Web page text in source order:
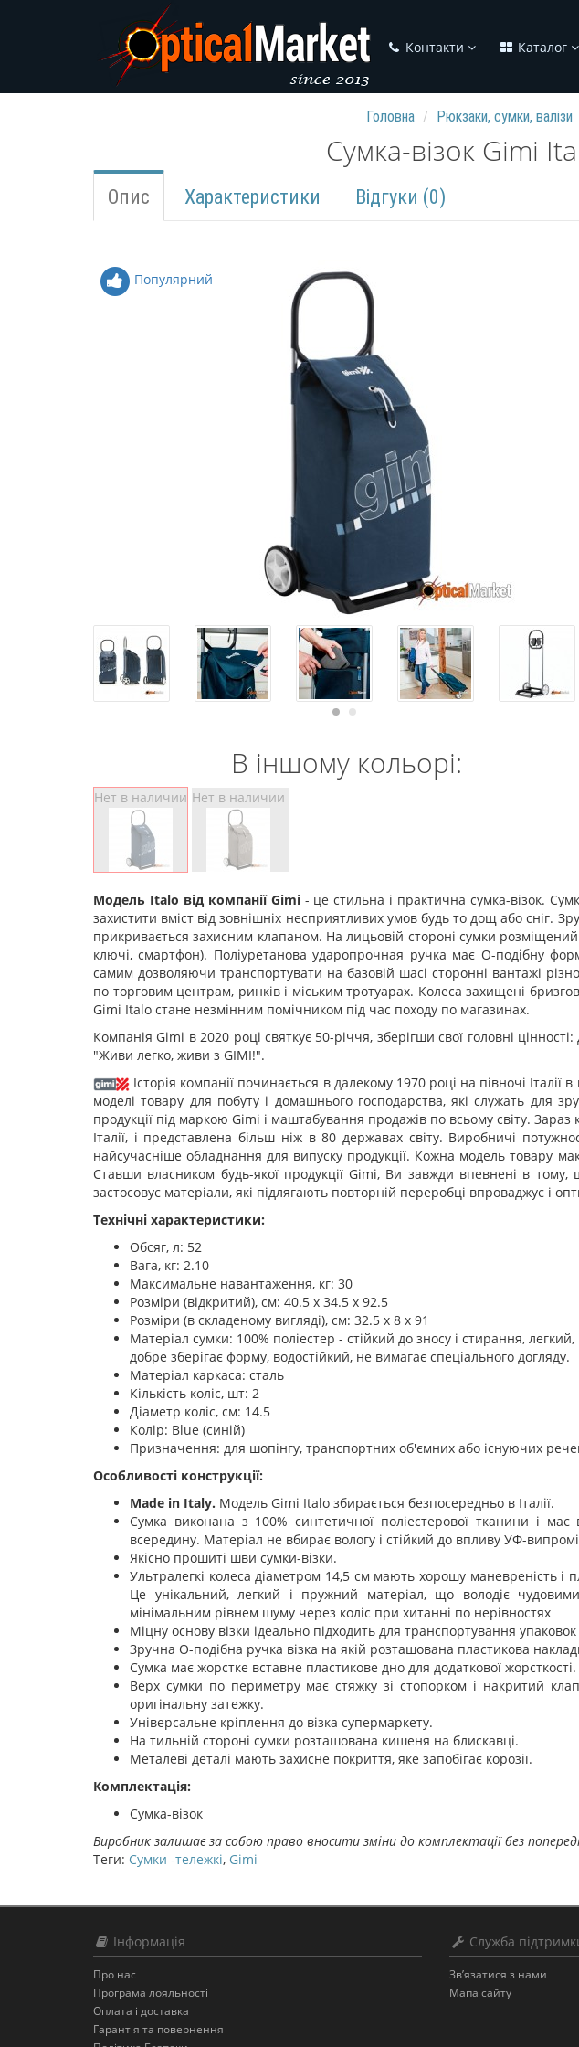
Контакти Каталог
Головна Рюкзаки, сумки, валізи
Сумка-візок Gimi
Опис Характеристики Відгуки (0)
Популярний
В іншому кольорі:
Нет в наличии Нет в наличии
Модель Italo від компанії Gimi- це стильна і практична сумка-візок.
захистити вміст від зовнішніх несприятливих умов будь то дощ або сніг.
прикривається захисним клапаном. На лицьовій стороні сумки
ключі, смартфон). Поліуретанова ударопрочная ручка має О-подібну
самим дозволяючи транспортувати на базовій шасі сторонні вантажі
по торговим центрам, ринків і міським тротуарах. Колеса захищені
Gimi Italo стане незмінним помічником під час походу по магазинах.
Компанія Gimi в 2020 році святкує 50-річчя, зберігши свої головні
"Живи легко, живи з GIMI!".
Історія компанії починається в далекому 1970 році на півночі
моделі товару для побуту і домашнього господарства, які служать для
продукції під маркою Gimi і маштабування продажів по всьому світу.
Італії, і представлена більш ніж в 80 державах світу. Виробничі
найсучасніше обладнання для випуску продукції. Кожна модель товару
Ставши власником будь-якої продукції Gimi, Ви завжди впевнені в
застосовує матеріали, які підлягають повторній переробці впроваджує і
Технічні характеристики:
Обсяг, л: 52
Вага, кг: 2.10
Максимальне навантаження, кг: 30
Розміри (відкритий), см: 40.5 х 34.5 х 92.5
Розміри (в складеному вигляді), см: 32.5 х 8 х 91
Матеріал сумки: 100% поліестер - стійкий до зносу і стирання,
добре зберігає форму, водостійкий, не вимагає спеціального догляду.
Матеріал каркаса: сталь
Кількість коліс, шт: 2
Діаметр коліс, см: 14.5
Колір: Blue (синій)
Призначення: для шопінгу, транспортних об'ємних або існуючих
Особливості конструкції:
Made in Italy. Модель Gimi Italo збирається безпосередньо в Італії.
Сумка виконана з 100% синтетичної поліестерової тканини і
всередину. Матеріал не вбирає вологу і стійкий до впливу УФ-
Якісно прошиті шви сумки-візки.
Ультралегкі колеса діаметром 14,5 см мають хорошу маневреність і
Це унікальний, легкий і пружний матеріал, що володіє
мінімальним рівнем шуму через коліс при хитанні по нерівностях
Міцну основу візки ідеально підходить для транспортування
Зручна О-подібна ручка візка на якій розташована пластикова
Сумка має жорстке вставне пластикове дно для додаткової жорсткості.
Верх сумки по периметру має стяжку зі стопорком і накритий
оригінальну затежку.
Універсальне кріплення до візка супермаркету.
На тильній стороні сумки розташована кишеня на блискавці.
Металеві деталі мають захисне покриття, яке запобігає корозії.
Комплектація:
Сумка-візок
Виробник залишає за собою право вносити зміни до комплектації без
Теги: Сумки -тележкі, Gimi
Інформація
Про нас
Програма лояльності
Оплата і доставка
Гарантія та повернення
Служба
Зв’язатися з нами
Мапа сайту